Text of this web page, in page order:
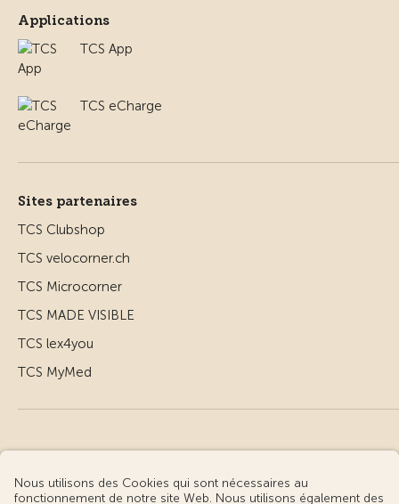
Applications
TCS App
TCS eCharge
Sites partenaires
TCS Clubshop
TCS velocorner.ch
TCS Microcorner
TCS MADE VISIBLE
TCS lex4you
TCS MyMed